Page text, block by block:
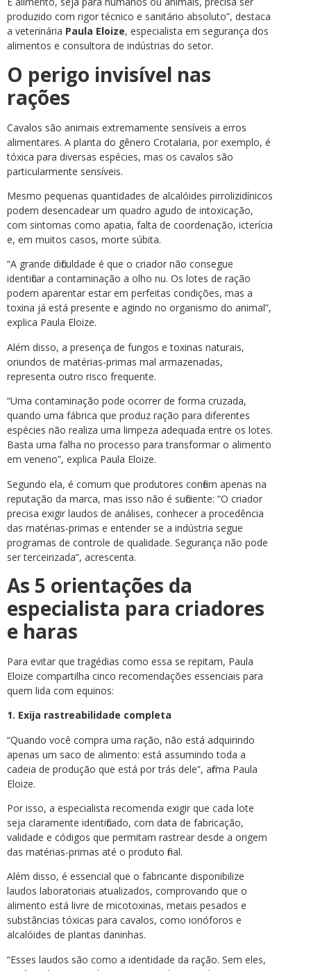
produzido com rigor técnico e sanitário absoluto”, destaca
a veterinária Paula Eloize, especialista em segurança dos
alimentos e consultora de indústrias do setor.
O perigo invisível nas
rações
Cavalos são animais extremamente sensíveis a erros
alimentares. A planta do gênero Crotalaria, por exemplo, é
tóxica para diversas espécies, mas os cavalos são
particularmente sensíveis.
Mesmo pequenas quantidades de alcalóides pirrolizidínicos
podem desencadear um quadro agudo de intoxicação,
com sintomas como apatia, falta de coordenação, icterícia
e, em muitos casos, morte súbita.
“A grande dificuldade é que o criador não consegue
identificar a contaminação a olho nu. Os lotes de ração
podem aparentar estar em perfeitas condições, mas a
toxina já está presente e agindo no organismo do animal”,
explica Paula Eloize.
Além disso, a presença de fungos e toxinas naturais,
oriundos de matérias-primas mal armazenadas,
representa outro risco frequente.
“Uma contaminação pode ocorrer de forma cruzada,
quando uma fábrica que produz ração para diferentes
espécies não realiza uma limpeza adequada entre os lotes.
Basta uma falha no processo para transformar o alimento
em veneno”, explica Paula Eloize.
Segundo ela, é comum que produtores confiem apenas na
reputação da marca, mas isso não é suficiente: “O criador
precisa exigir laudos de análises, conhecer a procedência
das matérias-primas e entender se a indústria segue
programas de controle de qualidade. Segurança não pode
ser terceirizada”, acrescenta.
As 5 orientações da
especialista para criadores
e haras
Para evitar que tragédias como essa se repitam, Paula
Eloize compartilha cinco recomendações essenciais para
quem lida com equinos:
1. Exija rastreabilidade completa
“Quando você compra uma ração, não está adquirindo
apenas um saco de alimento: está assumindo toda a
cadeia de produção que está por trás dele”, afirma Paula
Eloize.
Por isso, a especialista recomenda exigir que cada lote
seja claramente identificado, com data de fabricação,
validade e códigos que permitam rastrear desde a origem
das matérias-primas até o produto final.
Além disso, é essencial que o fabricante disponibilize
laudos laboratoriais atualizados, comprovando que o
alimento está livre de micotoxinas, metais pesados e
substâncias tóxicas para cavalos, como ionóforos e
alcalóides de plantas daninhas.
“Esses laudos são como a identidade da ração. Sem eles,